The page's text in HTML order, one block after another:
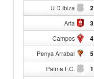
U D Ibiza 2
Arta 3
Campos 4
Penya Arrabal 5
Palma F.C. 1